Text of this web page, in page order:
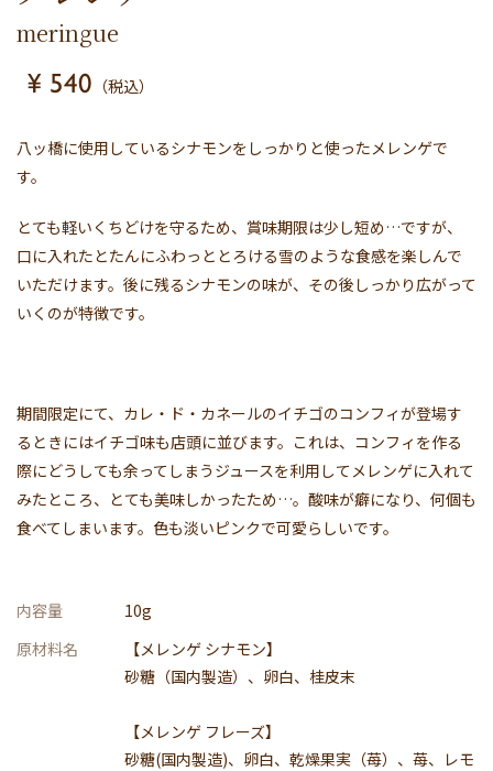
meringue
¥ 540 （税込）
八ッ橋に使用しているシナモンをしっかりと使ったメレンゲで
す。
とても軽いくちどけを守るため、賞味期限は少し短め…ですが、
口に入れたとたんにふわっととろける雪のような食感を楽しんで
いただけます。後に残るシナモンの味が、その後しっかり広がって
いくのが特徴です。
期間限定にて、カレ・ド・カネールのイチゴのコンフィが登場す
るときにはイチゴ味も店頭に並びます。これは、コンフィを作る
際にどうしても余ってしまうジュースを利用してメレンゲに入れて
みたところ、とても美味しかったため…。酸味が癖になり、何個も
食べてしまいます。色も淡いピンクで可愛らしいです。
内容量
10g
原材料名
【メレンゲ シナモン】
砂糖（国内製造）、卵白、桂皮末
【メレンゲ フレーズ】
砂糖(国内製造)、卵白、乾燥果実（苺）、苺、レモ